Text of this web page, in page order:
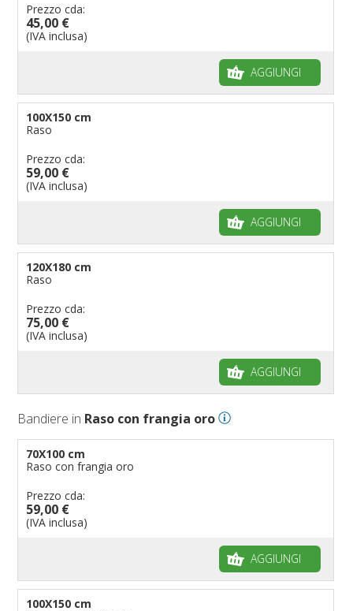
Prezzo cda:
45,00 €
(IVA inclusa)
AGGIUNGI
100X150 cm
Raso
Prezzo cda:
59,00 €
(IVA inclusa)
AGGIUNGI
120X180 cm
Raso
Prezzo cda:
75,00 €
(IVA inclusa)
AGGIUNGI
Bandiere in Raso con frangia oro
70X100 cm
Raso con frangia oro
Prezzo cda:
59,00 €
(IVA inclusa)
AGGIUNGI
100X150 cm